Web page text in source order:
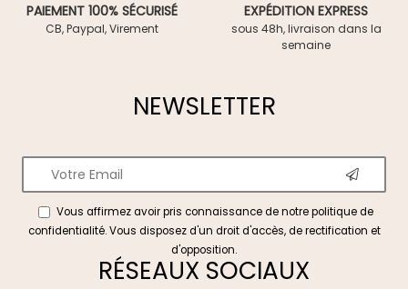
PAIEMENT 100% SÉCURISÉ
CB, Paypal, Virement
EXPÉDITION EXPRESS
sous 48h, livraison dans la
semaine
NEWSLETTER
Vous affirmez avoir pris connaissance de notrepolitique de
confidentialité. Vous disposez d'un droit d'accès, de rectification et
d'opposition.
RÉSEAUX SOCIAUX